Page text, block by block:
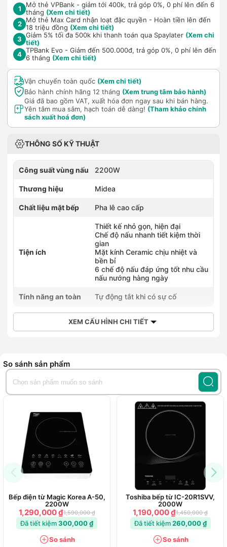
1
Mở thẻ VPBank - giảm tới 400k, trả góp 0%, 0 phí lên đến 6
tháng (Xem chi tiết)
2 Mở thẻ Max Card nhận loạt đặc quyền - Hoàn tiền lên đến
18 triệu đồng (Xem chi tiết)
3 Giảm 5% tối đa 500k khi thanh toán qua Spaylater (Xem chi
tiết)
4 TPBank Evo - Giảm đến 500.000đ, trả góp 0%, 0 phí lên đến
6 tháng (Xem chi tiết)
Vận chuyển toàn quốc (Xem chi tiết)
Bảo hành chính hãng 12 tháng (Xem trung tâm bảo hành)
Giá đã bao gồm VAT, xuất hóa đơn ngay sau khi bán hàng.
Yên tâm mua sắm, hạch toán dễ dàng! (Tham khảo chính
sách xuất hoá đơn)
THÔNG SỐ KỸ THUẬT
Công suất vùng nấu 2200W
Thương hiệu Midea
Chất liệu mặt bếp Pha lê cao cấp
Tiện ích
Thiết kế nhỏ gọn, hiện đại
Chế độ nấu nhanh tiết kiệm thời
gian
Mặt kính Ceramic chịu nhiệt và
bền bỉ
6 chế độ nấu đáp ứng tốt nhu cầu
nấu nướng hàng ngày
Tính năng an toàn Tự động tắt khi có sự cố
XEM CẤU HÌNH CHI TIẾT
So sánh sản phẩm
Bếp điện từ Magic Korea A-50,
2200W
1,290,000 ₫1,590,000 ₫
Đã tiết kiệm300,000 ₫
So sánh
Toshiba bếp từ IC-20R1SVV,
2000W
1,190,000 ₫1,450,000 ₫
Đã tiết kiệm260,000 ₫
So sánh